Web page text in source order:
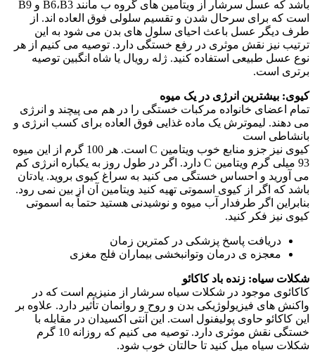
باشد که عسل سرشار از ویتامین های گروه ب مانند B6،B3 و B9
است که برای سرحال شدن و تقسیم سلولی فوق العاده اند. از
طرف دیگر عسل باعث احیای سلول های بدن می شود به این
ترتیب نیز نقش موثری در رفع خستگی دارد. توصیه می کنیم از هر
نوع عسل طبیعی استفاده کنید. ژله رویال یا شاه انگبین توصیه
برتری است.
کیوی: بیشترین انرژی در یک میوه
تمام اعضای خانواده مرکبات خستگی را در هم می پیچند و انرژی
می دهند. لیموترش یک ماده غذایی فوق العاده برای کسب انرژی و
بانشاطی است
کیوی نیز جزو منابع خوب ویتامین C است. هر 100 گرم از این میوه
93 میلی گرم ویتامین C دارد. اگر در طول روز به یکباره انرژی کم
می آورید و احساس خستگی می کنید به سراغ کیوی بروید. یادتان
باشد که اگر از کیوی اسموتی تهیه کنید ویتامین آن از بین نمی رود.
بنابراین اگر طرفدار آب میوه و نوشیدنی هستید حتماً به اسموتی
کیوی نیز فکر کنید.
دریافت پاسخ پزشکی در کمترین زمان
معجزه ی درمان وتوانبخشی بیماران فلج مغزی
شکلات سیاه: زنده باد کاکائو
کاکائوی موجود در شکلات سیاه سرشار از منیزیم است که در
واکنش های فیزیولوژیکی بدن و روح و روانمان تأثیر دارد. علاوه بر
این کاکائو حاوی پولیفنول است. این آنتی اکسیدان در مقابله با
خستگی نقش موثری دارد. توصیه می کنیم که روزانه 10 گرم
شکلات سیاه میل کنید تا حالتان خوب شود.